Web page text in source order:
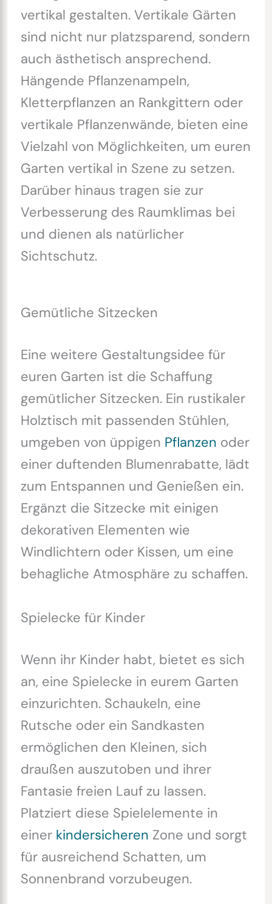
vertikal gestalten. Vertikale Gärten
sind nicht nur platzsparend, sondern
auch ästhetisch ansprechend.
Hängende Pflanzenampeln,
Kletterpflanzen an Rankgittern oder
vertikale Pflanzenwände, bieten eine
Vielzahl von Möglichkeiten, um euren
Garten vertikal in Szene zu setzen.
Darüber hinaus tragen sie zur
Verbesserung des Raumklimas bei
und dienen als natürlicher
Sichtschutz.
Gemütliche Sitzecken
Eine weitere Gestaltungsidee für
euren Garten ist die Schaffung
gemütlicher Sitzecken. Ein rustikaler
Holztisch mit passenden Stühlen,
umgeben von üppigen Pflanzen oder
einer duftenden Blumenrabatte, lädt
zum Entspannen und Genießen ein.
Ergänzt die Sitzecke mit einigen
dekorativen Elementen wie
Windlichtern oder Kissen, um eine
behagliche Atmosphäre zu schaffen.
Spielecke für Kinder
Wenn ihr Kinder habt, bietet es sich
an, eine Spielecke in eurem Garten
einzurichten. Schaukeln, eine
Rutsche oder ein Sandkasten
ermöglichen den Kleinen, sich
draußen auszutoben und ihrer
Fantasie freien Lauf zu lassen.
Platziert diese Spielelemente in
einer kindersicheren Zone und sorgt
für ausreichend Schatten, um
Sonnenbrand vorzubeugen.